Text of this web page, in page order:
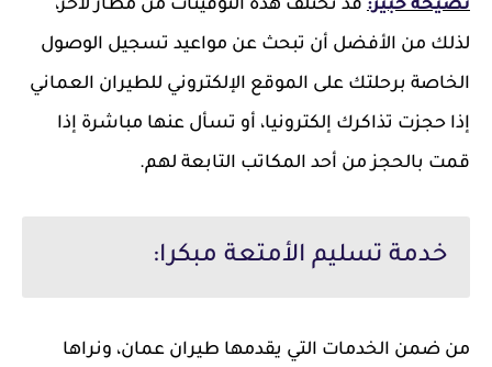
نصيحة خبير: قد تختلف هذه التوقيتات من مطار لآخر،
لذلك من الأفضل أن تبحث عن مواعيد تسجيل الوصول
الخاصة برحلتك على الموقع الإلكتروني للطيران العماني
إذا حجزت تذاكرك إلكترونيا، أو تسأل عنها مباشرة إذا
قمت بالحجز من أحد المكاتب التابعة لهم.
خدمة تسليم الأمتعة مبكرا:
من ضمن الخدمات التي يقدمها طيران عمان، ونراها